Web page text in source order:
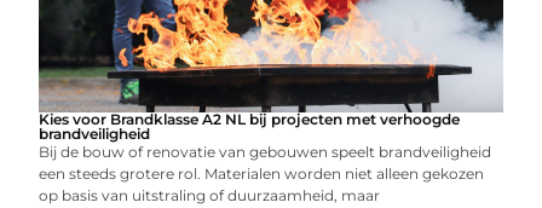
Kies voor Brandklasse A2 NL bij projecten met verhoogde
brandveiligheid
Bij de bouw of renovatie van gebouwen speelt brandveiligheid
een steeds grotere rol. Materialen worden niet alleen gekozen
op basis van uitstraling of duurzaamheid, maar